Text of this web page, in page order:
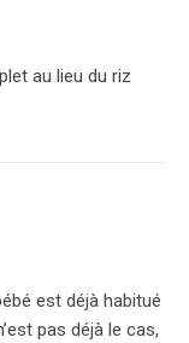
au lieu du riz
est déjà habitué
pas déjà le cas,